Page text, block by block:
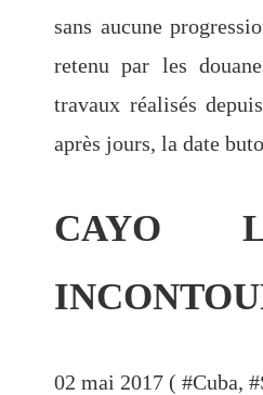
sans aucune
retenu par les
travaux réalisés
après jours, la date
CAYO
02 mai 2017 ( #Cuba, #